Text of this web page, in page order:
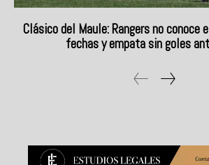
Clásico del Maule: Rangers no
fechas y empata sin goles